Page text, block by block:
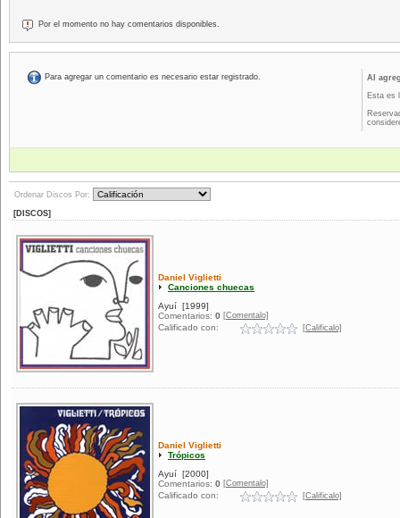
Por el momento no hay comentarios disponibles.
Para agregar un comentario es necesario estar registrado.
Al
Esta es
Ordenar Discos Por:
[DISCOS]
Daniel Viglietti
Canciones chuecas
Ayuí [1999]
Comentarios: 0 [Comentalo]
Calificado con: [Calificalo]
Daniel Viglietti
Trópicos
Ayuí [2000]
Comentarios: 0 [Comentalo]
Calificado con: [Calificalo]